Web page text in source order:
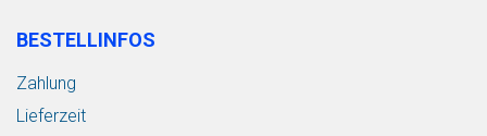
BESTELLINFOS
Zahlung
Lieferzeit